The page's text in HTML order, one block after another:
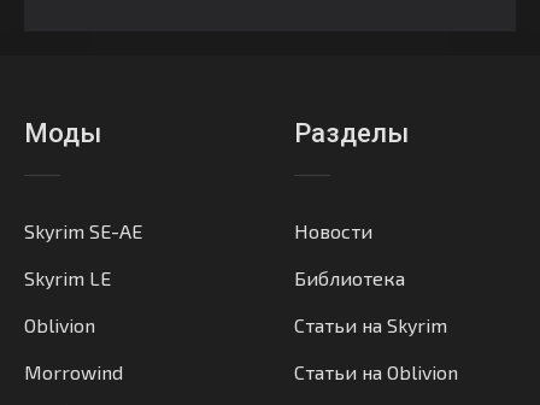
Моды
Skyrim SE-AE
Skyrim LE
Oblivion
Morrowind
Разделы
Новости
Библиотека
Статьи на Skyrim
Статьи на Oblivion